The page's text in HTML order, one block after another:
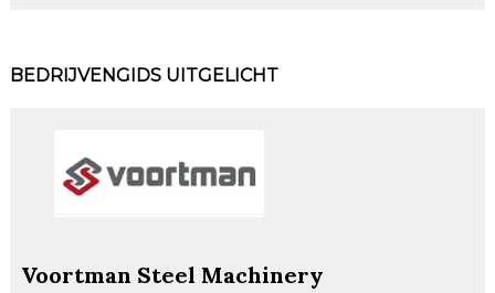
BEDRIJVENGIDS UITGELICHT
Voortman Steel Machinery